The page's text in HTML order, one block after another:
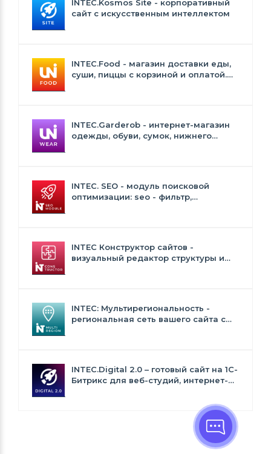
INTEC.Kosmos Site - корпоративный
сайт с искусственным интеллектом
INTEC.Food - магазин доставки еды,
суши, пиццы с корзиной и оплатой.
INTEC.Garderob - интернет-магазин
одежды, обуви, сумок, нижнего
INTEC. SEO - модуль поисковой
оптимизации: seo - фильтр,
INTEC Конструктор сайтов -
визуальный редактор структуры и
INTEC: Мультирегиональность -
региональная сеть вашего сайта с
INTEC.Digital 2.0 – готовый сайт на 1C-
Битрикс для веб-студий, интернет-